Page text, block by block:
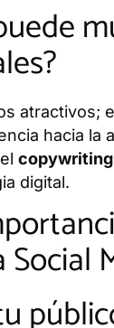
atractivos;
hacia la
copywriting
digital.